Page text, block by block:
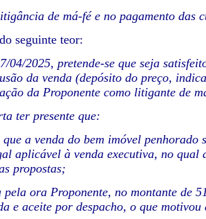
de má-fé e no pagamento das
seguinte teor:
04/2025, pretende-se que seja
da venda (depósito do preço,
da Proponente como litigante de
ter presente que:
a venda do bem imóvel
aplicável à venda executiva, no
propostas;
ora Proponente, no montante de
e aceite por despacho, o que